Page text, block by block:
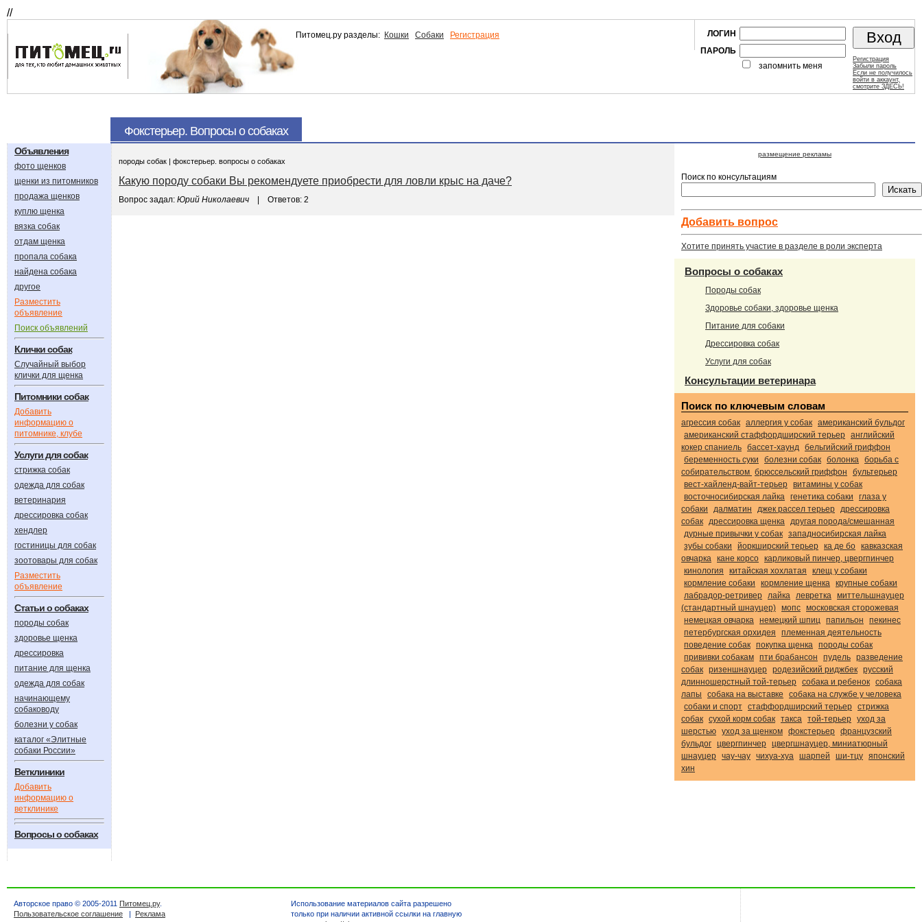
//
Питомец.ру разделы: Кошки Собаки Регистрация
ЛОГИН
ПАРОЛЬ
запомнить меня
Регистрация
Забыли пароль
Если не получилось
войти в аккаунт,
смотрите ЗДЕСЬ!
Фокстерьер. Вопросы о собаках
Объявления
фото щенков
щенки из питомников
продажа щенков
куплю щенка
вязка собак
отдам щенка
пропала собака
найдена собака
другое
Разместить
объявление
Поиск объявлений
Клички собак
Случайный выбор
клички для щенка
Питомники собак
Добавить
информацию о
питомнике, клубе
Услуги для собак
стрижка собак
одежда для собак
ветеринария
дрессировка собак
хендлер
гостиницы для собак
зоотовары для собак
Разместить
объявление
Статьи о собаках
породы собак
здоровье щенка
дрессировка
питание для щенка
одежда для собак
начинающему
собаководу
болезни у собак
каталог «Элитные
собаки России»
Ветклиники
Добавить
информацию о
ветклинике
Вопросы о собаках
породы собак | фокстерьер. вопросы о собаках
Какую породу собаки Вы рекомендуете приобрести для ловли крыс на даче?
Вопрос задал: Юрий Николаевич | Ответов: 2
размещение рекламы
Поиск по консультациям
Добавить вопроc
Хотите принять участие в разделе в роли эксперта
Вопросы о собаках
Породы собак
Здоровье собаки, здоровье щенка
Питание для собаки
Дрессировка собак
Услуги для собак
Консультации ветеринара
Поиск по ключевым словам
агрессия собак аллергия у собак американский бульдог
американский стаффордширский терьер английский
кокер спаниель бассет-хаунд бельгийский гриффон
беременность суки
болезни собак болонка борьба с
собирательством брюссельский гриффон
бультерьер
вест-хайленд-вайт-терьер витамины у собак
восточносибирская лайка генетика собаки
глаза у
собаки
далматин джек рассел терьер дрессировка
собак дрессировка щенка другая порода/смешанная
дурные привычки у собак западносибирская лайка
зубы собаки
йоркширский терьер ка де бо кавказская
овчарка кане корсо карликовый пинчер, цвергпинчер
кинология
китайская хохлатая
клещ у собаки
кормление собаки
кормление щенка крупные собаки
лабрадор-ретривер лайка левретка миттельшнауцер
(стандартный шнауцер) мопс московская сторожевая
немецкая овчарка немецкий шпиц папильон
пекинес
петербургская орхидея
племенная деятельность
поведение собак покупка щенка породы собак
прививки собакам пти брабансон пудель разведение
собак ризеншнауцер родезийский риджбек русский
длинношерстный той-терьер собака и ребенок собака
лапы
собака на выставке
собака на службе у человека
собаки и спорт стаффордширский терьер стрижка
собак сухой корм собак такса той-терьер уход за
шерстью уход за щенком фокстерьер французский
бульдог цвергпинчер цвергшнауцер, миниатюрный
шнауцер чау-чау чихуа-хуа шарпей ши-тцу японский
хин
Авторское право © 2005-2011 Питомец.ру.
Пользовательское соглашение | Реклама
Использование материалов сайта разрешено
только при наличии активной ссылки на главную